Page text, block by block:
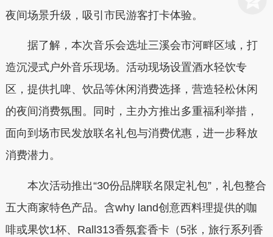
夜间场景升级，吸引市民游客打卡体验。
据了解，本次音乐会选址三溪会市河畔区域，打
造沉浸式户外音乐现场。活动现场设置酒水轻饮专
区，提供扎啤、饮品等休闲消费选择，营造轻松休闲
的夜间消费氛围。同时，主办方推出多重福利举措，
面向到场市民发放联名礼包与消费优惠，进一步释放
消费潜力。
本次活动推出“30份品牌联名限定礼包”，礼包整合
五大商家特色产品。含why land创意西料理提供的咖
啡或果饮1杯、Rall313香氛套香卡（5张，旅行系列香